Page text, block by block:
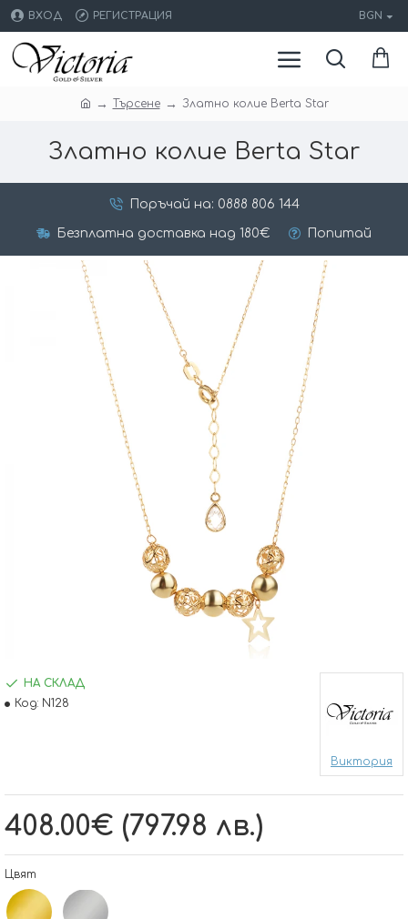
ВХОД РЕГИСТРАЦИЯ BGN
Търсене Златно колие Berta Star
Златно колие Berta Star
Поръчай на: 0888 806 144
Безплатна доставка над 180€ Попитай
408.00€ (797.98 лв.)
НА СКЛАД
Код: N128
Виктория
Цвят